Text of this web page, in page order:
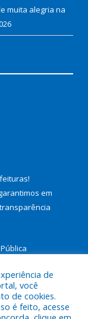
muita alegria na
!
em
de São
de
você
de cookies.
é feito, acesse